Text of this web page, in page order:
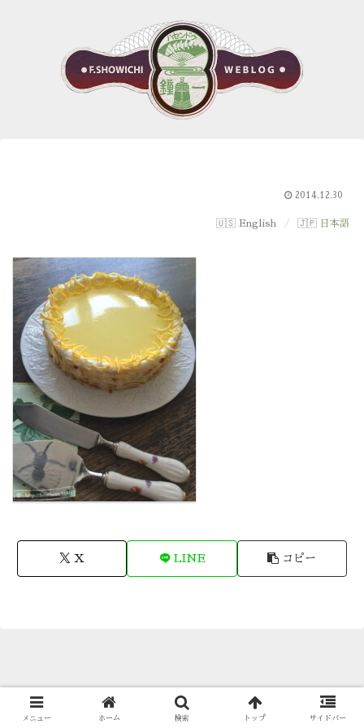
2014.12.30
English 日本語
X LINE コピー
© 1996-2026 古海鐘一 Showichi Furumi.
メニュー ホーム 検索 トップ サイドバー